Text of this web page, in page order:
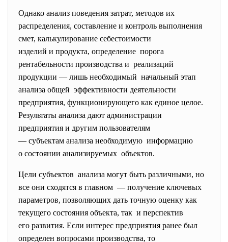
Однако анализ поведения затрат, методов их
распределения, составление и контроль выполнения
смет, калькулирование себестоимости
изделий и продукта, определение порога
рентабельности производства и реализаций
продукции — лишь необходимый начальный этап
анализа общей эффективности деятельности
предприятия, функционирующего как единое целое.
Результаты анализа дают администрации
предприятия и другим пользователям
— субъектам анализа необходимую информацию
о состоянии анализируемых объектов.
Цели субъектов анализа могут быть различными, но
все они сходятся в главном — получение ключевых
параметров, позволяющих дать точную оценку как
текущего состояния объекта, так и перспектив
его развития. Если интерес предприятия ранее был
определен вопросами производства, то